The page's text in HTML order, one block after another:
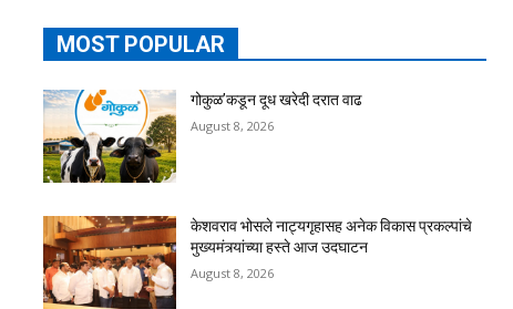
MOST POPULAR
गोकुळ’कडून दूध खरेदी दरात वाढ
August 8, 2026
केशवराव भोसले नाट्यगृहासह अनेक विकास प्रकल्पांचे
मुख्यमंत्र्यांच्या हस्ते आज उदघाटन
August 8, 2026